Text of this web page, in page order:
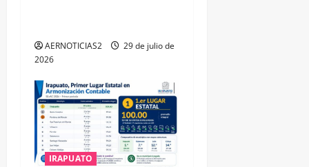
AERNOTICIAS2
29 de julio de
2026
IRAPUATO